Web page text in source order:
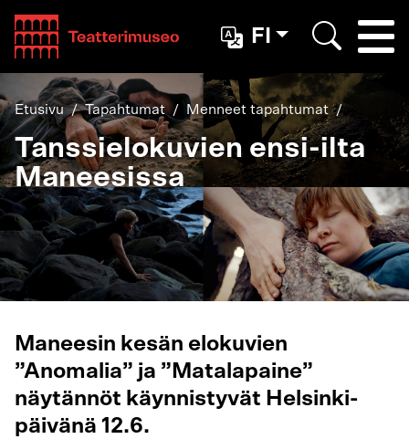
Teatterimuseo
FI
Etusivu Tapahtumat Menneet tapahtumat
Tanssielokuvien ensi-ilta
Maneesissa
Maneesin kesän elokuvien
”Anomalia” ja ”Matalapaine”
näytännöt käynnistyvät Helsinki-
päivänä 12.6.